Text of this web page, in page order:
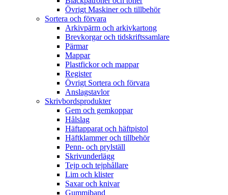
Övrigt Maskiner och tillbehör
Sortera och förvara
Arkivpärm och arkivkartong
Brevkorgar och tidskriftssamlare
Pärmar
Mappar
Plastfickor och mappar
Register
Övrigt Sortera och förvara
Anslagstavlor
Skrivbordsprodukter
Gem och gemkoppar
Hålslag
Häftapparat och häftpistol
Häftklammer och tillbehör
Penn- och prylställ
Skrivunderlägg
Tejp och tejphållare
Lim och klister
Saxar och knivar
Gummiband